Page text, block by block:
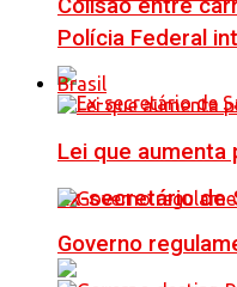
Colisão entre
Ex-secretário de
Polícia Federal
Brasil
Lei que aumenta
Governo